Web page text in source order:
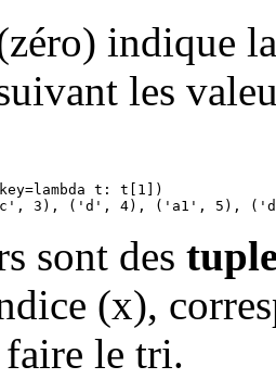
indique
les
t: t[1])
3), ('d', 4), ('a1', 5),
sont des
(x),
le tri.